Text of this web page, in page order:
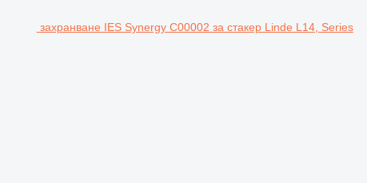
захранване IES Synergy C00002 за стакер Linde L14, Series